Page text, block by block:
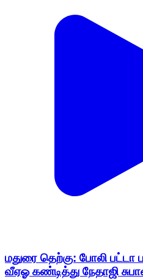
மதுரை தெற்கு: போலி
வீஏஓ கண்டித்து நேதாஜி